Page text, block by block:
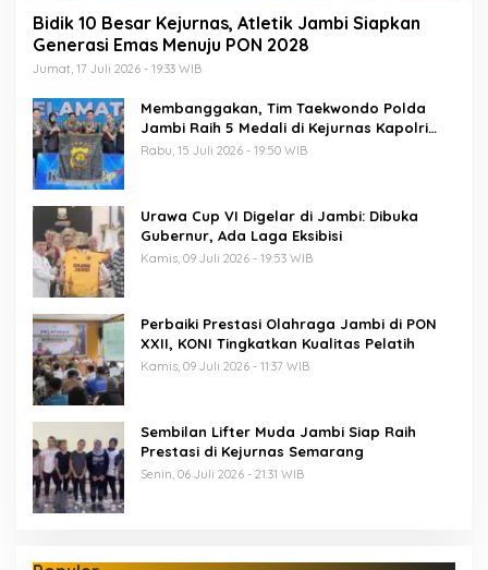
Bidik 10 Besar Kejurnas, Atletik Jambi Siapkan
Generasi Emas Menuju PON 2028
Jumat, 17 Juli 2026 - 19:33 WIB
Membanggakan, Tim Taekwondo Polda
Jambi Raih 5 Medali di Kejurnas Kapolri
Cup 7
Rabu, 15 Juli 2026 - 19:50 WIB
Urawa Cup VI Digelar di Jambi: Dibuka
Gubernur, Ada Laga Eksibisi
Kamis, 09 Juli 2026 - 19:53 WIB
Perbaiki Prestasi Olahraga Jambi di PON
XXII, KONI Tingkatkan Kualitas Pelatih
Kamis, 09 Juli 2026 - 11:37 WIB
Sembilan Lifter Muda Jambi Siap Raih
Prestasi di Kejurnas Semarang
Senin, 06 Juli 2026 - 21:31 WIB